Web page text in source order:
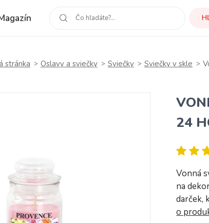
stránka Oslavy a sviečky Sviečky Sviečky v skle
24
Vonná
na
darček,
o